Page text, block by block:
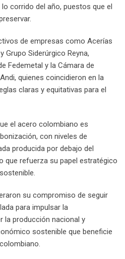
corrido del año, puestos que el
de empresas como Acerías
Grupo Siderúrgico Reyna,
Fedemetal y la Cámara de
quienes coincidieron en la
claras y equitativas para el
el acero colombiano es
con niveles de
producida por debajo del
que refuerza su papel estratégico
su compromiso de seguir
para impulsar la
la producción nacional y
sostenible que beneficie